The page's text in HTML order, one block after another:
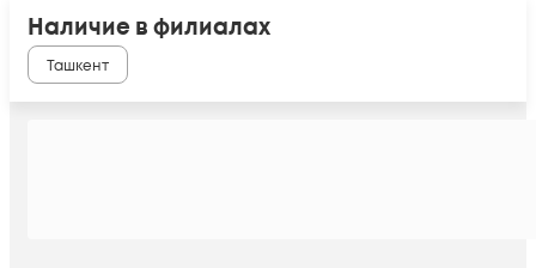
Наличие в филиалах
Ташкент